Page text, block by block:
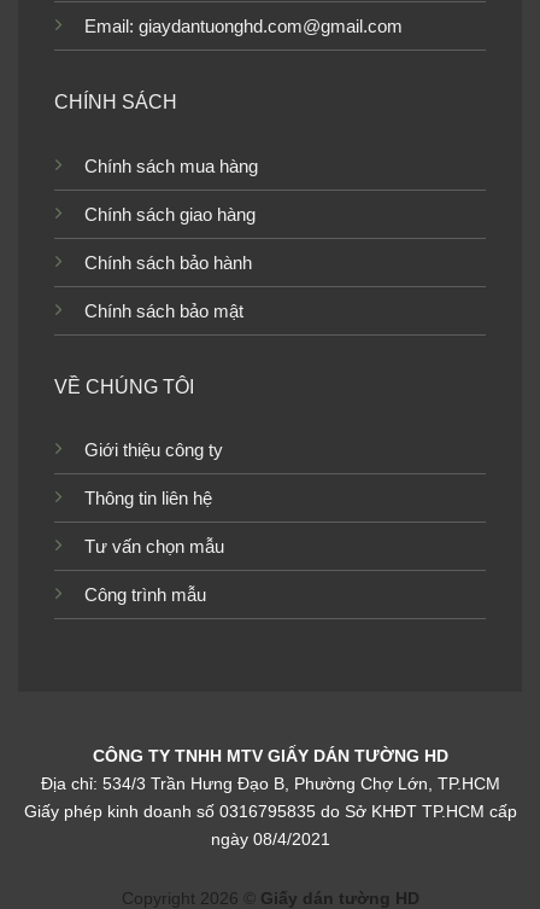
Email: giaydantuonghd.com@gmail.com
CHÍNH SÁCH
Chính sách mua hàng
Chính sách giao hàng
Chính sách bảo hành
Chính sách bảo mật
VỀ CHÚNG TÔI
Giới thiệu công ty
Thông tin liên hệ
Tư vấn chọn mẫu
Công trình mẫu
CÔNG TY TNHH MTV GIẤY DÁN TƯỜNG HD
Địa chỉ: 534/3 Trần Hưng Đạo B, Phường Chợ Lớn, TP.HCM
Giấy phép kinh doanh số 0316795835 do Sở KHĐT TP.HCM cấp
ngày 08/4/2021
Copyright 2026 © Giấy dán tường HD